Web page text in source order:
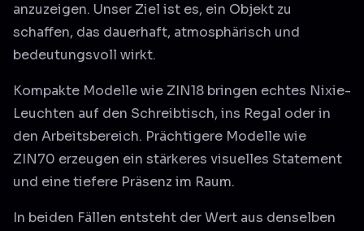
anzuzeigen. Unser Ziel ist es, ein Objekt zu
schaffen, das dauerhaft, atmosphärisch und
bedeutungsvoll wirkt.
Kompakte Modelle wie ZIN18 bringen echtes Nixie-
Leuchten auf den Schreibtisch, ins Regal oder in
den Arbeitsbereich. Prächtigere Modelle wie
ZIN70 erzeugen ein stärkeres visuelles Statement
und eine tiefere Präsenz im Raum.
In beiden Fällen entsteht der Wert aus denselben